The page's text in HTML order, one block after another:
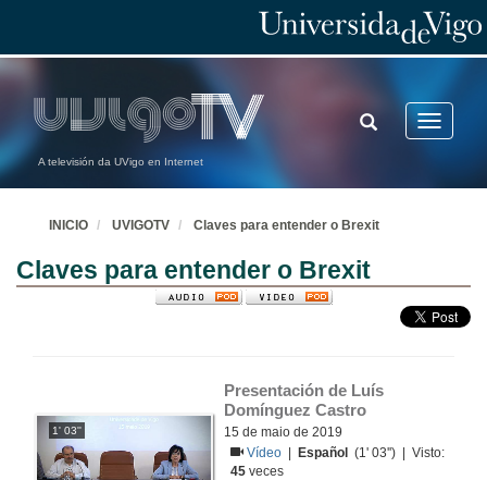
A televisión da UVigo en Internet
Toggle
TOGGLE
SEARCH
INICIO UVIGOTV Claves para entender o Brexit
Claves para entender o Brexit
1' 03''
Presentación de Luís
Domínguez Castro
15 de maio de 2019
Vídeo
Español
(1' 03'') | Visto:
45 veces